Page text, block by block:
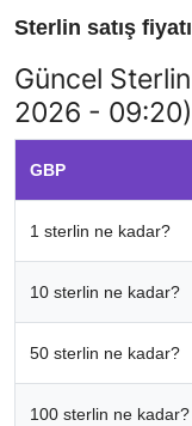
Sterlin satış
Güncel
2026 - 09:20)
GBP
1 sterlin ne kadar?
10 sterlin ne kadar?
50 sterlin ne kadar?
100 sterlin ne kadar?